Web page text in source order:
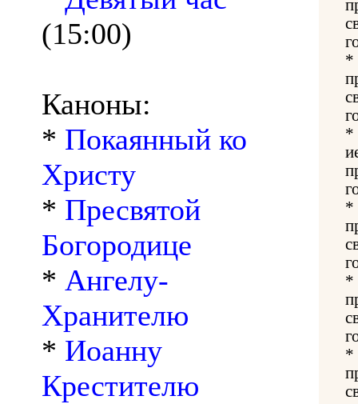
(15:00)
Каноны:
* Покаянный ко
Христу
* Пресвятой
Богородице
* Ангелу-
Хранителю
* Иоанну
Крестителю
*
*
*
*
*